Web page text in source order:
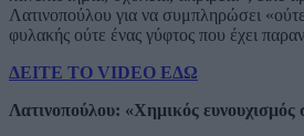
Λατινοπούλου για να συμπληρώσει
φυλακής ούτε ένας γύφτος που έχει
ΔΕΙΤΕ ΤΟ VIDEO ΕΔΩ
Λατινοπούλου: «Χημικός ευνουχισμός